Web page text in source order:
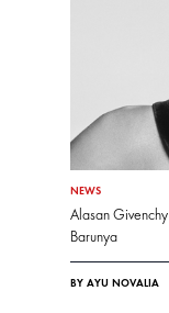
NEWS
Alasan
Barunya
BY AYU NOVALIA